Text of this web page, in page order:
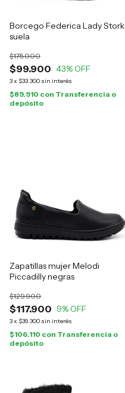
Borcego Federica Lady Stork
suela
$99.900
$175.000
43% OFF
3x $33.300 sin interés
$89.910 con Transferencia o
depósito
Zapatillas mujer Melodi
Piccadilly negras
$117.900
$129.900
9% OFF
3x $39.300 sin interés
$106.110 con Transferencia o
depósito